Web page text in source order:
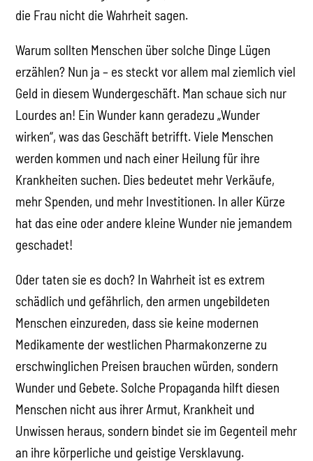
die Frau nicht die Wahrheit sagen.
Warum sollten Menschen über solche Dinge Lügen
erzählen? Nun ja – es steckt vor allem mal ziemlich viel
Geld in diesem Wundergeschäft. Man schaue sich nur
Lourdes an! Ein Wunder kann geradezu „Wunder
wirken“, was das Geschäft betrifft. Viele Menschen
werden kommen und nach einer Heilung für ihre
Krankheiten suchen. Dies bedeutet mehr Verkäufe,
mehr Spenden, und mehr Investitionen. In aller Kürze
hat das eine oder andere kleine Wunder nie jemandem
geschadet!
Oder taten sie es doch? In Wahrheit ist es extrem
schädlich und gefährlich, den armen ungebildeten
Menschen einzureden, dass sie keine modernen
Medikamente der westlichen Pharmakonzerne zu
erschwinglichen Preisen brauchen würden, sondern
Wunder und Gebete. Solche Propaganda hilft diesen
Menschen nicht aus ihrer Armut, Krankheit und
Unwissen heraus, sondern bindet sie im Gegenteil mehr
an ihre körperliche und geistige Versklavung.